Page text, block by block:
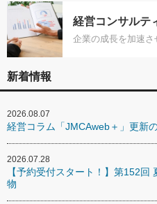
経営コンサルテ
企業の成長を加速
新着情報
2026.08.07
経営コラム「JMCAweb＋」更新
2026.07.28
【予約受付スタート！】第152
物